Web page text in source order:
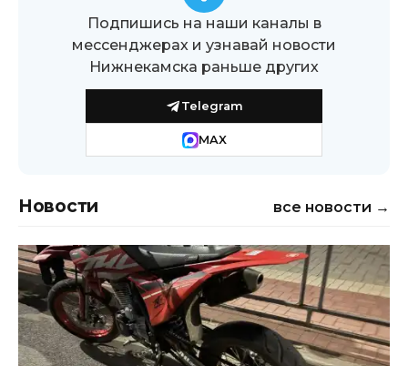
Подпишись на наши каналы в
мессенджерах и узнавай новости
Нижнекамска раньше других
Telegram
MAX
Новости все новости →